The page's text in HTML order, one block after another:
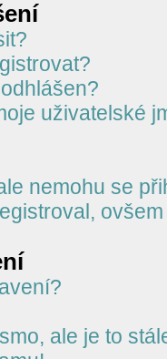
uživatelské
nemohu se
ale je to